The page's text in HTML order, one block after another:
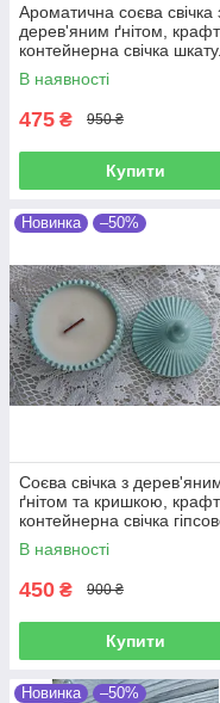
Ароматична соєва свічка
дерев'яним ґнітом,
контейнерна свічка
з кришкоюв гіпсовому
зеленого кольору
В наявності
475 ₴ 950 ₴
Купити
Новинка –50%
Соєва свічка з
ґнітом та кришкою,
контейнерна свічка
кашпо м'ятного кольору
ручної роботи
В наявності
450 ₴ 900 ₴
Купити
Новинка –50%